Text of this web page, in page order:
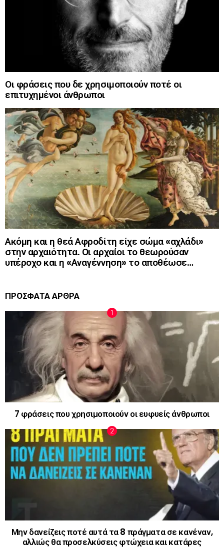
Οι φράσεις που δε χρησιμοποιούν ποτέ οι
επιτυχημένοι άνθρωποι
Ακόμη και η θεά Αφροδίτη είχε σώμα «αχλάδι»
στην αρχαιότητα. Οι αρχαίοι το θεωρούσαν
υπέροχο και η «Αναγέννηση» το αποθέωσε…
ΠΡΟΣΦΑΤΑ ΑΡΘΡΑ
7 φράσεις που χρησιμοποιούν οι ευφυείς άνθρωποι
Μην δανείζεις ποτέ αυτά τα 8 πράγματα σε κανέναν,
αλλιώς θα προσελκύσεις φτώχεια και κατάρες